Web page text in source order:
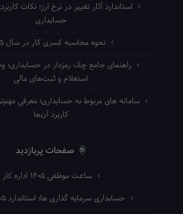
استاندارد آثار تغییر در نرخ ارز؛ نکات
حسابداری
نحوه محاسبه کسری کار در سال ۱۴۰۵
راهنمای جامع چک رمزدار در حسابداری؛
استعلام و ثبت‌های مالی
سامانه های مربوط به حسابداری؛ معرفی
کاربرد آن‌ها
صفحات پربازدید
ساعت موظفی ۱۴۰۵ اداره کار
حسابداری سرمایه گذاری ها؛ استاندارد ۱۵ و ثبت‌ها